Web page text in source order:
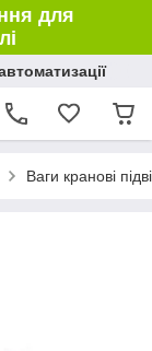
для
Ваги кранові